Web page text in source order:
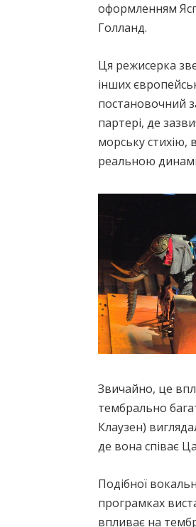
оформленням
Голланд.
Ця режисерка
інших
постановочний
партері, де
морську стихію,
реальною
Звичайно, це
тембрально
Клаузен)
де вона співає
Подібної
програмках
впливає на